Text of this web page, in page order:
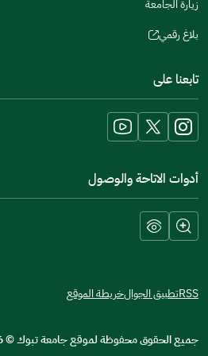
زيارة الجامعة
بلاغ رقمي
(opens
new
window)
تابعنا على
أدوات الاتاحة والوصول
RSSتطبيق الجوالخريطة الموقع
جميع الحقوق محفوظة لموقع جامعة تبوك©